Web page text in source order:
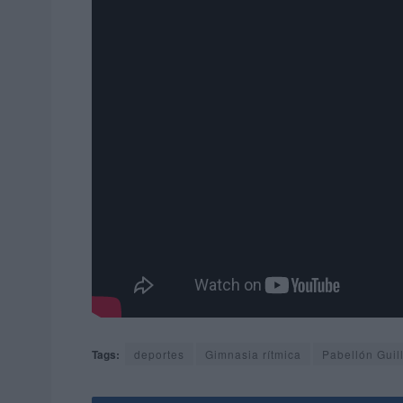
Tags: deportes Gimnasia rítmica Pabellón